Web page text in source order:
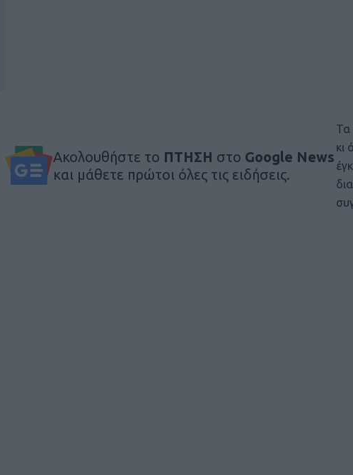
Ακολουθήστε το ΠΤΗΣΗ στο Google News
και μάθετε πρώτοι όλες τις ειδήσεις.
Τα
κι